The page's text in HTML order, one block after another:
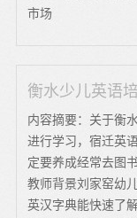
市场
衡水少儿英语
内容摘要：关于衡
进行学习，宿迁英
定要养成经常去图
教师背景刘家窑幼
英汉字典能快速了